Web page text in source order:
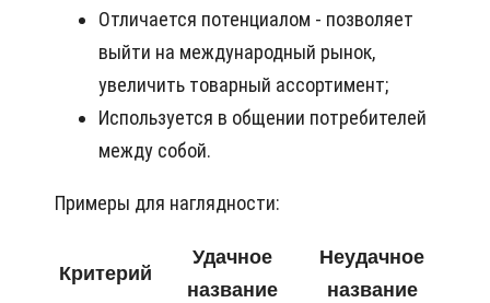
Отличается потенциалом - позволяет
выйти на международный рынок,
увеличить товарный ассортимент;
Используется в общении потребителей
между собой.
Примеры для наглядности:
Критерий
Удачное
название
Неудачное
название